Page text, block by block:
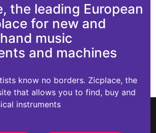
the leading European
for new and
music
and machines
know no borders. Zicplace, the
that allows you to find, buy and
instruments